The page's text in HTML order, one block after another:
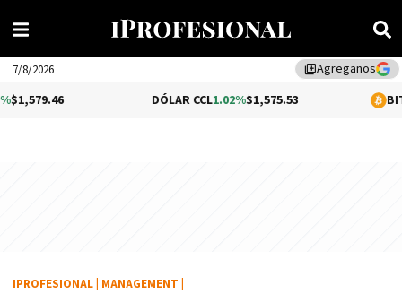
library_addAgreganos
7/8/2026
1.02%$1,575.53 -0.2%
IPROFESIONAL MANAGEMENT